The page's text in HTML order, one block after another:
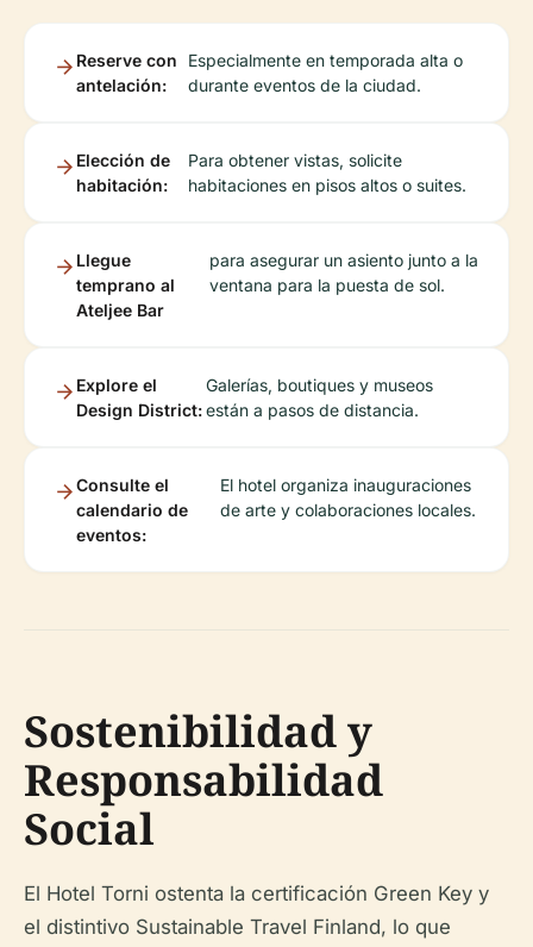
Reserve con
antelación:
Especialmente en temporada alta o
durante eventos de la ciudad.
Elección de
habitación:
Para obtener vistas, solicite
habitaciones en pisos altos o suites.
Llegue
temprano al
Ateljee Bar
para asegurar un asiento junto a la
ventana para la puesta de sol.
Explore el
Design District:
Galerías, boutiques y museos
están a pasos de distancia.
Consulte el
calendario de
eventos:
El hotel organiza inauguraciones
de arte y colaboraciones locales.
Sostenibilidad y
Responsabilidad
Social
El Hotel Torni ostenta la certificación Green Key y
el distintivo Sustainable Travel Finland, lo que